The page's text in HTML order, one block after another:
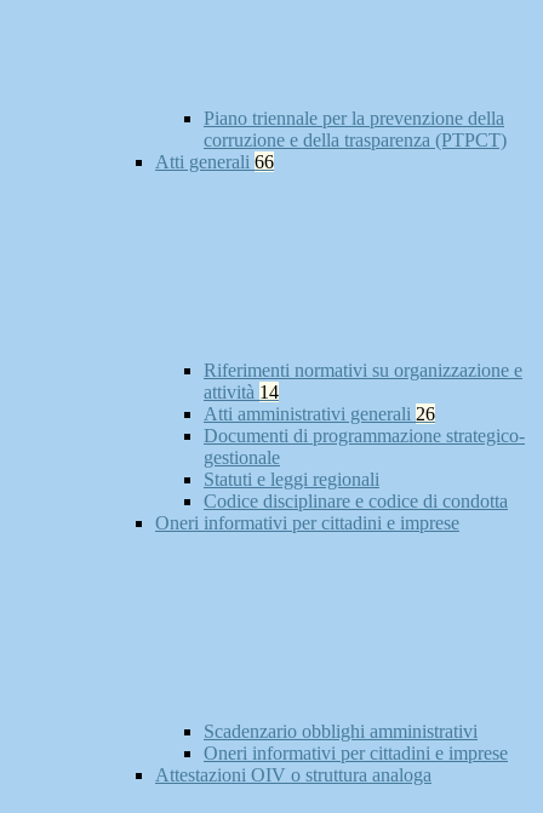
Piano triennale per la prevenzione della
corruzione e della trasparenza (PTPCT)
Atti generali 66
Riferimenti normativi su organizzazione e
attività 14
Atti amministrativi generali 26
Documenti di programmazione strategico-
gestionale
Statuti e leggi regionali
Codice disciplinare e codice di condotta
Oneri informativi per cittadini e imprese
Scadenzario obblighi amministrativi
Oneri informativi per cittadini e imprese
Attestazioni OIV o struttura analoga